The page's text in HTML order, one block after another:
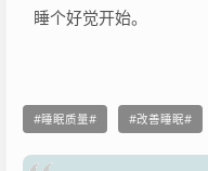
睡个好觉开始。
睡眠质量 改善睡眠